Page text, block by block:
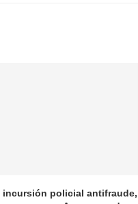
incursión policial antifraude,